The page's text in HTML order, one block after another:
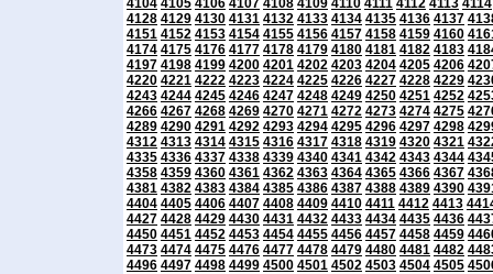
4104 4105 4106 4107 4108 4109 4110 4111 4112 4113 4114
4128 4129 4130 4131 4132 4133 4134 4135 4136 4137
4151 4152 4153 4154 4155 4156 4157 4158 4159 4160
4174 4175 4176 4177 4178 4179 4180 4181 4182 4183
4197 4198 4199 4200 4201 4202 4203 4204 4205 4206
4220 4221 4222 4223 4224 4225 4226 4227 4228 4229
4243 4244 4245 4246 4247 4248 4249 4250 4251 4252
4266 4267 4268 4269 4270 4271 4272 4273 4274 4275
4289 4290 4291 4292 4293 4294 4295 4296 4297 4298
4312 4313 4314 4315 4316 4317 4318 4319 4320 4321
4335 4336 4337 4338 4339 4340 4341 4342 4343 4344
4358 4359 4360 4361 4362 4363 4364 4365 4366 4367
4381 4382 4383 4384 4385 4386 4387 4388 4389 4390
4404 4405 4406 4407 4408 4409 4410 4411 4412 4413
4427 4428 4429 4430 4431 4432 4433 4434 4435 4436
4450 4451 4452 4453 4454 4455 4456 4457 4458 4459
4473 4474 4475 4476 4477 4478 4479 4480 4481 4482
4496 4497 4498 4499 4500 4501 4502 4503 4504 4505